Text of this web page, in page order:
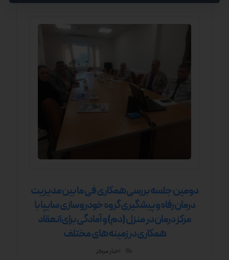
دومین جلسه بررسی همکاری فی ما بین مدیریت
درمان رفاه و پیشگیری گروه خودروسازی سایپا با
مرکز درمان در منزل (دم) و آمادگی برای انعقاد
همکاری در زمینه های مختلف
اخبار مرکز